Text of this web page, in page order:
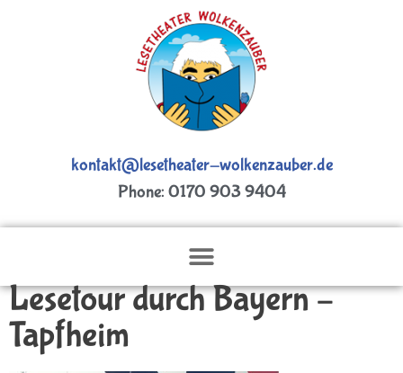
kontakt@lesetheater-wolkenzauber.de
Phone: 0170 903 9404
Lesetour durch Bayern –
Tapfheim